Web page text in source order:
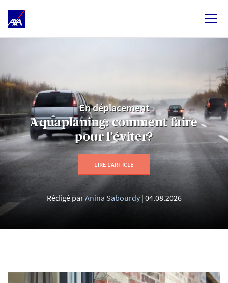
En déplacement
Aquaplaning: comment faire
pour l’éviter?
LIRE L’ARTICLE
Rédigé parAnina Sabourdy 04.08.2026